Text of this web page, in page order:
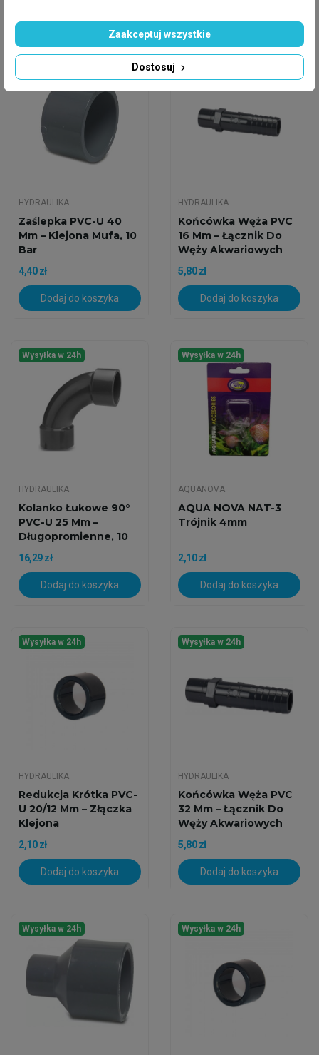
HYDRAULIKA
Zaślepka PVC-U 40
Mm – Klejona Mufa, 10
Bar
4,40 zł
Dodaj do koszyka
Wysyłka w 24h
HYDRAULIKA
Końcówka Węża PVC
16 Mm – Łącznik Do
Węży Akwariowych
5,80 zł
Dodaj do koszyka
Wysyłka w 24h
HYDRAULIKA
Kolanko Łukowe 90°
PVC-U 25 Mm –
Długopromienne, 10
Bar
16,29 zł
Dodaj do koszyka
Wysyłka w 24h
AQUANOVA
AQUA NOVA NAT-3
Trójnik 4mm
2,10 zł
Dodaj do koszyka
Wysyłka w 24h
HYDRAULIKA
Redukcja Krótka PVC-
U 20/12 Mm – Złączka
Klejona
2,10 zł
Dodaj do koszyka
Wysyłka w 24h
HYDRAULIKA
Końcówka Węża PVC
32 Mm – Łącznik Do
Węży Akwariowych
5,80 zł
Dodaj do koszyka
Wysyłka w 24h Wysyłka w 24h
Dostosuj
Zaakceptuj wszystkie